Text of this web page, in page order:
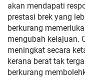
akan mendapati
prestasi brek yang
berkurang
mengubah kelajuan.
meningkat secara
kerana berat tak
berkurang